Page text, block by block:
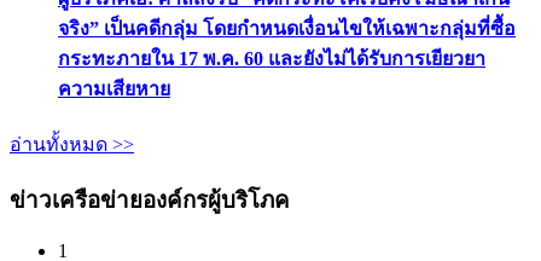
จริง” เป็นคดีกลุ่ม โดยกำหนดเงื่อนไขให้เฉพาะกลุ่มที่ซื้อ
กระทะภายใน 17 พ.ค. 60 และยังไม่ได้รับการเยียวยา
ความเสียหาย
อ่านทั้งหมด >>
ข่าวเครือข่ายองค์กรผู้บริโภค
1